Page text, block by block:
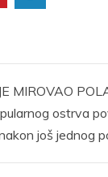
MIROVAO
ostrva
još jednog